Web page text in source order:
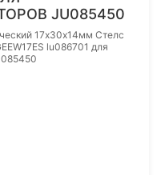
JU085450
17х30х14мм Стелс
lu086701 для